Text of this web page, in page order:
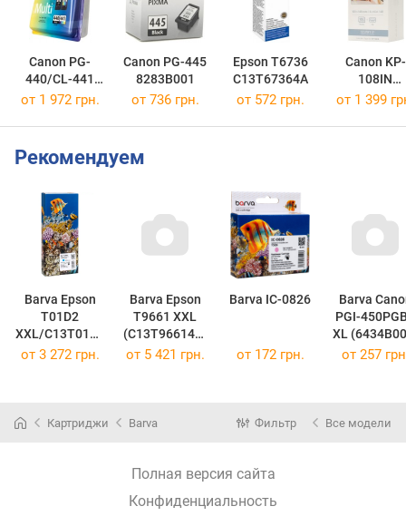
Canon PG-
440/CL-441
MULTI
Canon PG-445
8283B001
Epson T6736
C13T67364A
Canon KP-
108IN
3115B001
от 1 972 грн. от 736 грн. от 572 грн. от 1 399
Рекомендуем
Barva Epson
T01D2
XXL/C13T01D2
00 Cyan IC-
Barva Epson
T9661 XXL
(C13T966140)
40K black ic-
Barva IC-0826
Barva
PGI-
XL
black ic-450xl-
от 3 272 грн. от 5 421 грн. от 172 грн. от 257
Картриджи Barva Фильтр Все модели
Полная версия сайта
Конфиденциальность